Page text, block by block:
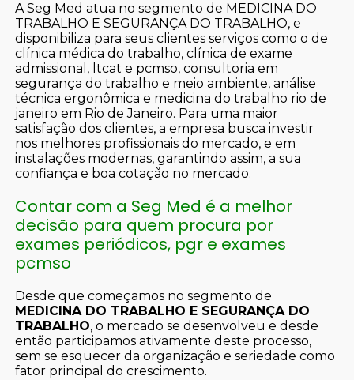
A Seg Med atua no segmento de MEDICINA DO
TRABALHO E SEGURANÇA DO TRABALHO, e
disponibiliza para seus clientes serviços como o de
clínica médica do trabalho, clínica de exame
admissional, ltcat e pcmso, consultoria em
segurança do trabalho e meio ambiente, análise
técnica ergonômica e medicina do trabalho rio de
janeiro em Rio de Janeiro. Para uma maior
satisfação dos clientes, a empresa busca investir
nos melhores profissionais do mercado, e em
instalações modernas, garantindo assim, a sua
confiança e boa cotação no mercado.
Contar com a Seg Med é a melhor
decisão para quem procura por
exames periódicos, pgr e exames
pcmso
Desde que começamos no segmento de
MEDICINA DO TRABALHO E SEGURANÇA DO
TRABALHO, o mercado se desenvolveu e desde
então participamos ativamente deste processo,
sem se esquecer da organização e seriedade como
fator principal do crescimento.